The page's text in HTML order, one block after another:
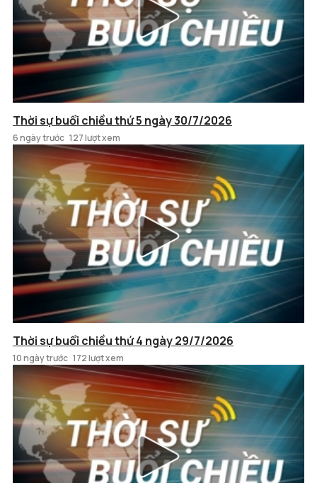
Thời sự buổi chiều thứ 5 ngày 30/7/2026
6 ngày trước 127 lượt xem
Thời sự buổi chiều thứ 4 ngày 29/7/2026
10 ngày trước 172 lượt xem